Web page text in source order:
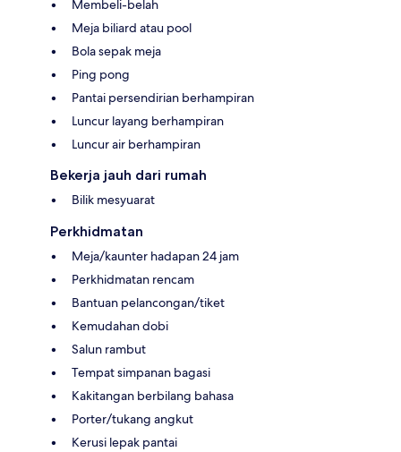
Membeli-belah
Meja biliard atau pool
Bola sepak meja
Ping pong
Pantai persendirian berhampiran
Luncur layang berhampiran
Luncur air berhampiran
Bekerja jauh dari rumah
Bilik mesyuarat
Perkhidmatan
Meja/kaunter hadapan 24 jam
Perkhidmatan rencam
Bantuan pelancongan/tiket
Kemudahan dobi
Salun rambut
Tempat simpanan bagasi
Kakitangan berbilang bahasa
Porter/tukang angkut
Kerusi lepak pantai